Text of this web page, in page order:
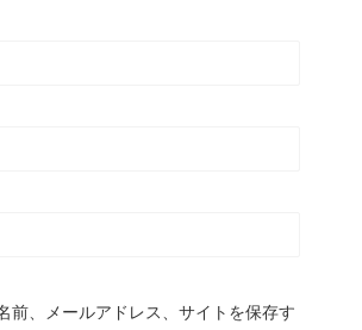
前、メールアドレス、サイトを保存す